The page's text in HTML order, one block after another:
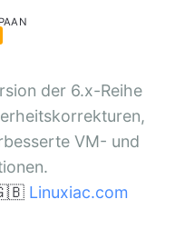
der 6.x-Reihe
VM- und
Linuxiac.com